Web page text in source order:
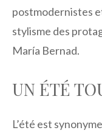
postmodernistes
stylisme des
María Bernad.
UN ÉTÉ
L’été est